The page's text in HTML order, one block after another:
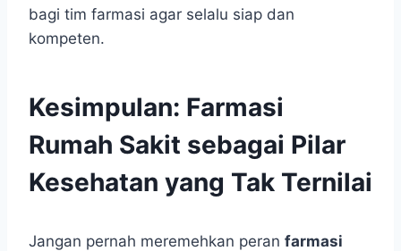
bagi tim farmasi agar selalu siap dan
kompeten.
Kesimpulan: Farmasi
Rumah Sakit sebagai Pilar
Kesehatan yang Tak Ternilai
Jangan pernah meremehkan peran farmasi